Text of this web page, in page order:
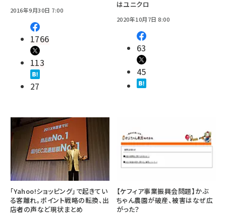
2016年9月30日 7:00
1766
113
27
はユニクロ
2020年10月7日 8:00
63
45
「Yahoo!ショッピング」で起きてい
る客離れ。ポイント戦略の転換、出
店者の声など現状まとめ
【ケフィア事業振興会問題】かぶ
ちゃん農園が破産、被害はなぜ広
がった？